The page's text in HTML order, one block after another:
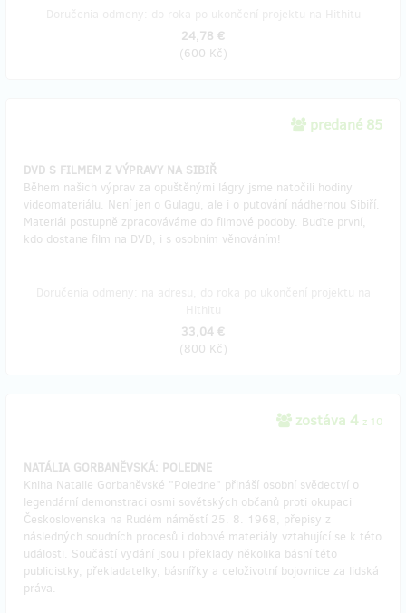
24,78 €
(600 Kč)
predané 85
DVD S FILMEM Z VÝPRAVY NA SIBIŘ
Během našich výprav za opuštěnými lágry jsme natočili hodiny
videomateriálu. Není jen o Gulagu, ale i o putování nádhernou Sibiří.
Materiál postupně zpracováváme do filmové podoby. Buďte první,
kdo dostane film na DVD, i s osobním věnováním!
33,04 €
(800 Kč)
zostáva 4 z 10
NATÁLIA GORBANĚVSKÁ: POLEDNE
Kniha Natalie Gorbaněvské "Poledne" přináší osobní svědectví o
legendární demonstraci osmi sovětských občanů proti okupaci
Československa na Rudém náměstí 25. 8. 1968, přepisy z
následných soudních procesů i dobové materiály vztahující se k této
události. Součástí vydání jsou i překlady několika básní této
publicistky, překladatelky, básnířky a celoživotní bojovnice za lidská
práva.